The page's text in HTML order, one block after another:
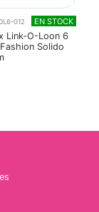
012 EN STOCK
Link-O-Loon 6
Solido